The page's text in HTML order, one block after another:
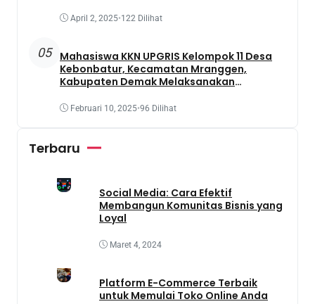
April 2, 2025•122 Dilihat
05
Mahasiswa KKN UPGRIS Kelompok 11 Desa
Kebonbatur, Kecamatan Mranggen,
Kabupaten Demak Melaksanakan
Memanfaatkan Lahan Yang Terbengkalai
Februari 10, 2025•96 Dilihat
Terbaru
Social Media: Cara Efektif
Membangun Komunitas Bisnis yang
Loyal
Maret 4, 2024
Platform E-Commerce Terbaik
untuk Memulai Toko Online Anda